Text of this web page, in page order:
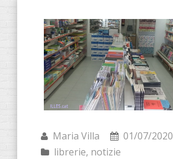
Maria Villa
01/07/2020
librerie, notizie